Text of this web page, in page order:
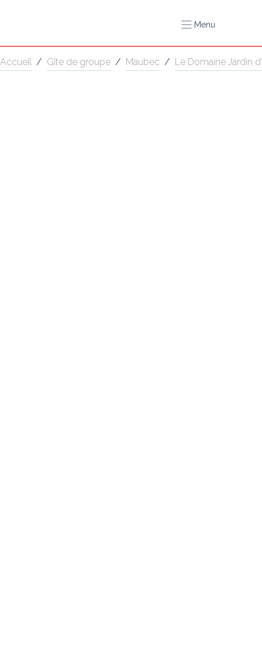
Menu
Accueil / Gîte de groupe / Maubec / Le Domaine Jardin